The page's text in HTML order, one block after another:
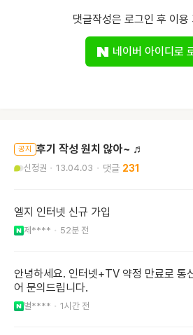
댓글작성은 로그인 후 이용
네이버 아이디로
공지 후기 작성 원치 않아~ ♬
신정권 13.04.03 231
엘지 인터넷 신규 가입
제**** 52분 전
안녕하세요. 인터넷+TV 약정 만료로 통
어 문의드립니다.
별**** 1시간 전